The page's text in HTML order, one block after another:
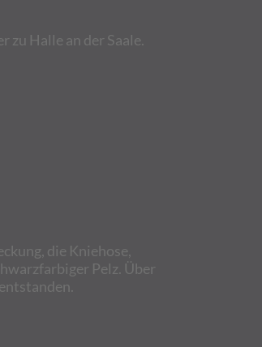
Halle an der Saale.
die Kniehose,
Pelz. Über